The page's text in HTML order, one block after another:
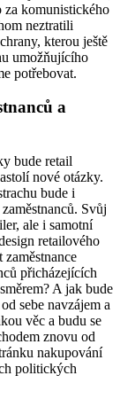
za komunistického
neztratili
kterou ještě
umožňujícího
potřebovat.
a
bude retail
nové otázky.
bude i
Svůj
ale i samotní
retailového
přicházejících
A jak bude
sebe navzájem a
věc a budu se
znovu od
nakupování
politických